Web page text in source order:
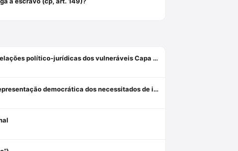
Custos Vulnerabilis: A Defensoria Pública e o equilíbrio nas relações político-jurídicas dos vulneráveis Capa dura 1 janeiro 2019
O defensor-hermes e amicus communitas: o 4 de junho e a representação democrática dos necessitados de inclusão discursiva